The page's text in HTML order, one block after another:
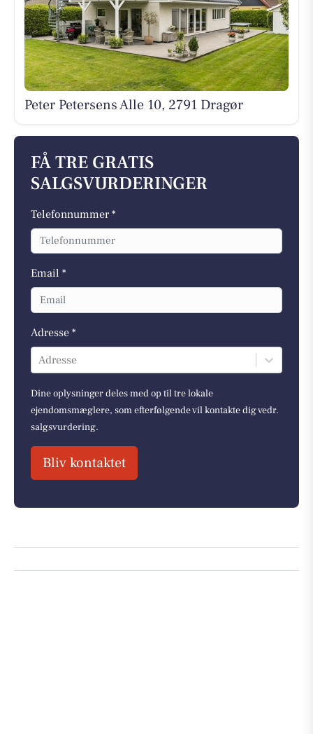
Peter Petersens Alle 10, 2791 Dragør
FÅ TRE GRATIS
SALGSVURDERINGER
Telefonnummer *
Email *
Adresse *
Adresse
Dine oplysninger deles med op til tre lokale
ejendomsmæglere, som efterfølgende vil kontakte dig vedr.
salgsvurdering.
Bliv kontaktet